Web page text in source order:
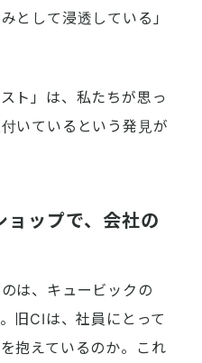
として浸透している」
ト」は、私たちが思っ
いているという発見が
ョップで、会社の
は、キュービックの
旧CIは、社員にとって
抱えているのか。これ